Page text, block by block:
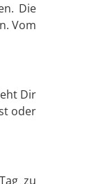
Die
Vom
Dir
oder
zu